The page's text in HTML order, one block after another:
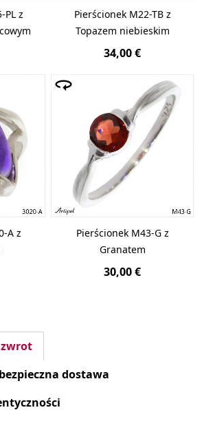
PL z
Pierścionek M22-TB z
Topazem niebieskim
34,00 €
A z
Pierścionek M43-G z
Granatem
30,00 €
dostawa